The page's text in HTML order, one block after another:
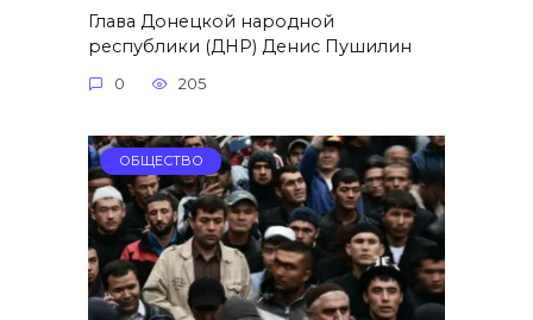
Глава Донецкой народной
республики (ДНР) Денис Пушилин
0 205
ОБЩЕСТВО